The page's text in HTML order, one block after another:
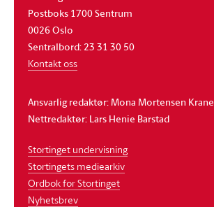
Postboks 1700 Sentrum
0026 Oslo
Sentralbord: 23 31 30 50
Kontakt oss
Ansvarlig redaktør: Mona Mortensen Krane
Nettredaktør: Lars Henie Barstad
Stortinget undervisning
Stortingets mediearkiv
Ordbok for Stortinget
Nyhetsbrev